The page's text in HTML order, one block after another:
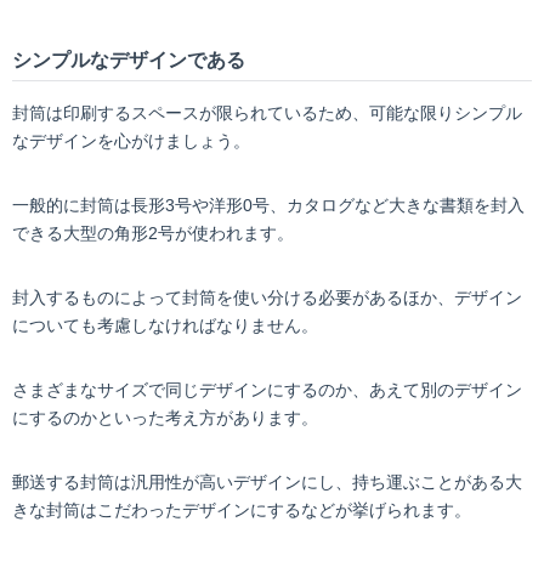
シンプルなデザインである
封筒は印刷するスペースが限られているため、可能な限りシンプル
なデザインを心がけましょう。
一般的に封筒は長形3号や洋形0号、カタログなど大きな書類を封入
できる大型の角形2号が使われます。
封入するものによって封筒を使い分ける必要があるほか、デザイン
についても考慮しなければなりません。
さまざまなサイズで同じデザインにするのか、あえて別のデザイン
にするのかといった考え方があります。
郵送する封筒は汎用性が高いデザインにし、持ち運ぶことがある大
きな封筒はこだわったデザインにするなどが挙げられます。